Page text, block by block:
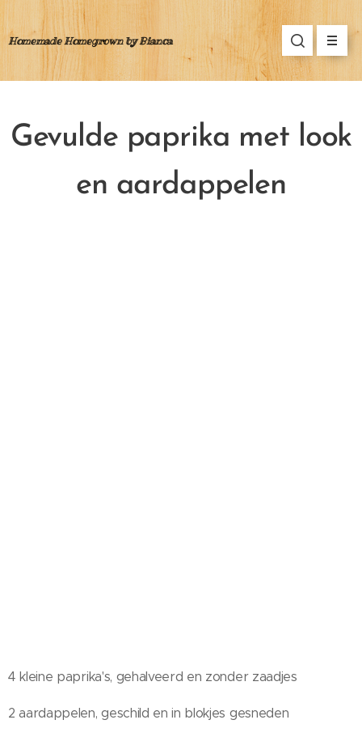
Homemade Homegrown by Bianca
Gevulde paprika met look
en aardappelen
4 kleine paprika's, gehalveerd en zonder zaadjes
2 aardappelen, geschild en in blokjes gesneden